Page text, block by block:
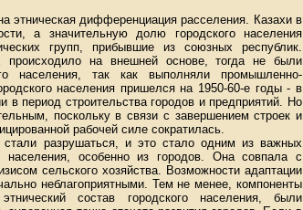
этническая дифференциация расселения. Казахи в
а значительную долю городского населения
групп, прибывшие из союзных республик.
происходило на внешней основе, тогда не были
населения, так как выполняли промышленно-
населения пришелся на 1950-60-е годы - в
в период строительства городов и предприятий. Но
поскольку в связи с завершением строек и
рабочей силе сократилась.
разрушаться, и это стало одним из важных
населения, особенно из городов. Она совпала с
сельского хозяйства. Возможности адаптации
неблагоприятными. Тем не менее, компоненты
состав городского населения, были